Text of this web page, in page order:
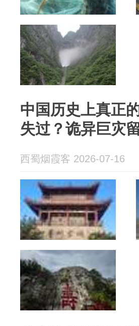
中国历史上真正
失过？诡异巨灾
西蜀烟霞客 2026-07-16